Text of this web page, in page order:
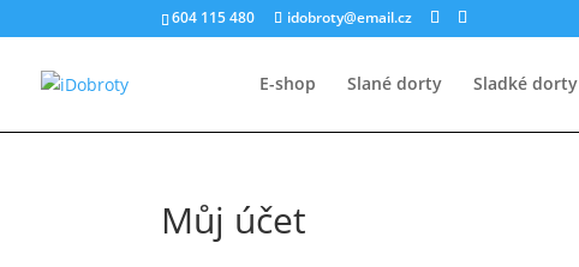
604 115 480 idobroty@email.cz
E-shop Slané dorty Sladké dorty
Můj účet